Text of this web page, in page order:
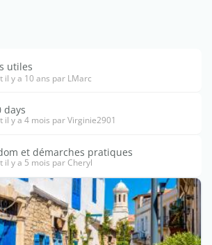
utiles
il y a 10 ans par LMarc
days
il y a 4 mois par Virginie2901
et démarches pratiques
il y a 5 mois par Cheryl